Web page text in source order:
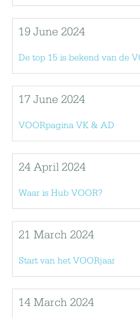
19 June 2024
De top 15 is bekend van de
17 June 2024
VOORpagina VK & AD
24 April 2024
Waar is Hub VOOR?
21 March 2024
Start van het VOORjaar
14 March 2024